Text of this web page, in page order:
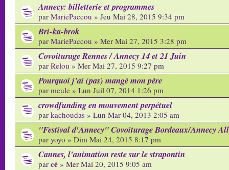
Annecy: billetterie et programmes
par MariePaccou » Jeu Mai 28, 2015 9:34 pm
Bri-ka-brok
par MariePaccou » Mer Mai 27, 2015 3:28 pm
Covoiturage Rennes / Annecy 14 et 21 Juin
par Relou » Mer Mai 27, 2015 9:27 pm
Pourquoi j'ai (pas) mangé mon père
par meule » Lun Juil 07, 2014 1:26 pm
crowdfunding en mouvement perpétuel
par kachoudas » Lun Mar 04, 2013 2:05 am
"Festival d'Annecy" Covoiturage Bordeaux/Annecy
par yoyo » Dim Mai 24, 2015 8:17 pm
Cannes, l'animation reste sur le strapontin
par cé » Mer Mai 20, 2015 9:05 am